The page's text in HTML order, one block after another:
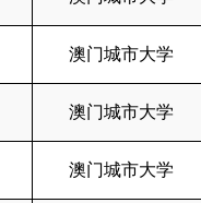
澳门城市大学
澳门城市大学
澳门城市大学